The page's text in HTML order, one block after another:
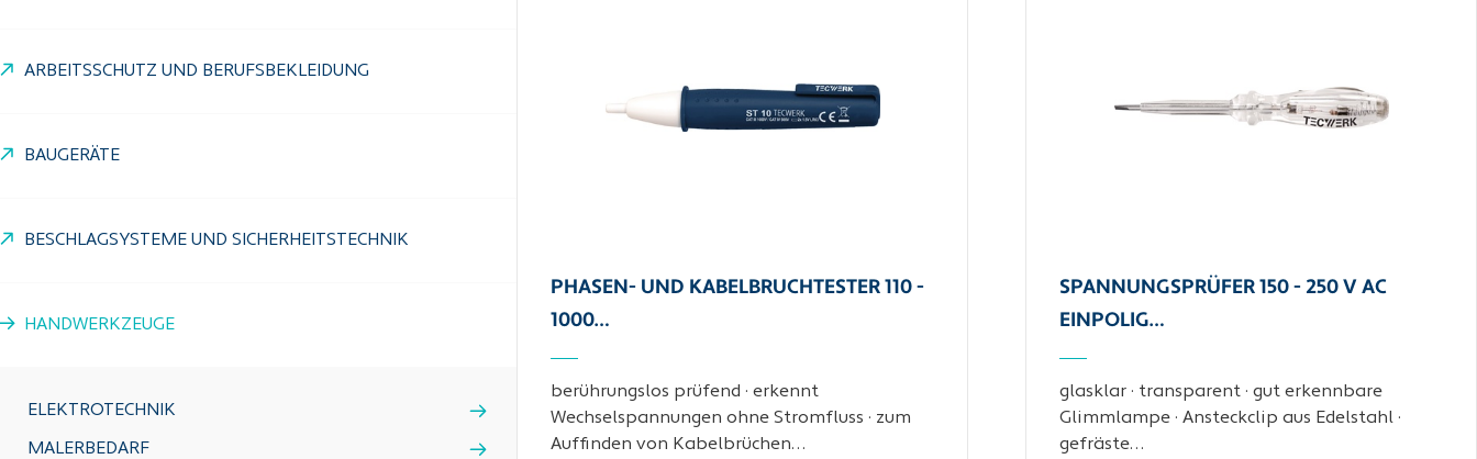
ARBEITSSCHUTZ UND BERUFSBEKLEIDUNG
BAUGERÄTE
BESCHLAGSYSTEME UND SICHERHEITSTECHNIK
HANDWERKZEUGE
ELEKTROTECHNIK
MALERBEDARF
PHASEN- UND KABELBRUCHTESTER 110 -
1000…
berührungslos prüfend · erkennt
Wechselspannungen ohne Stromfluss · zum
Auffinden von Kabelbrüchen…
SPANNUNGSPRÜFER 150 - 250 V AC
EINPOLIG…
glasklar · transparent · gut erkennbare
Glimmlampe · Ansteckclip aus Edelstahl ·
gefräste…